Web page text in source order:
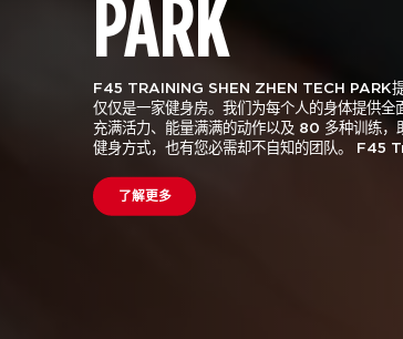
PARK
F45 TRAINING SHEN ZHEN TECH PARK提
仅仅是一家健身房。我们为每个人的身体提供全
充满活力、能量满满的动作以及 80 多种训练，
健身方式，也有您必需却不自知的团队。 F45
了解更多